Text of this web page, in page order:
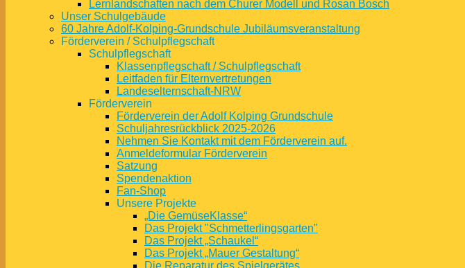
Lernlandschaften nach dem Churer Modell und Rosan Bosch
Unser Schulgebäude
60 Jahre Adolf-Kolping-Grundschule Jubiläumsveranstaltung
Förderverein / Schulpflegschaft
Schulpflegschaft
Klassenpflegschaft / Schulpflegschaft
Leitfaden für Elternvertretungen
Landeselternschaft-NRW
Förderverein
Förderverein der Adolf Kolping Grundschule
Schuljahresrückblick 2025-2026
Nehmen Sie Kontakt mit dem Förderverein auf.
Anmeldeformular Förderverein
Satzung
Spendenaktion
Fan-Shop
Unsere Projekte
„Die GemüseKlasse“
Das Projekt "Schmetterlingsgarten"
Das Projekt „Schaukel“
Das Projekt „Mauer Gestaltung“
Die Reparatur des Spielgerätes